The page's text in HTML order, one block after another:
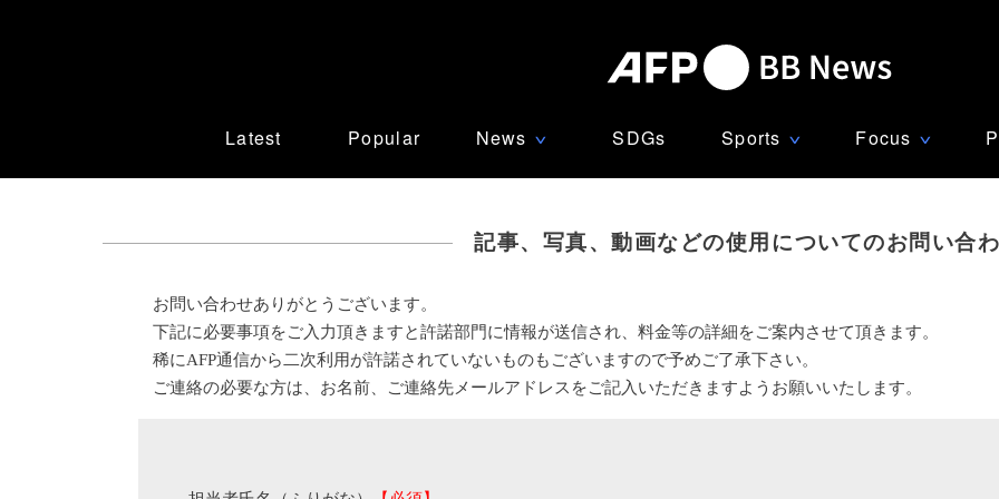
Latest Popular News ∨ SDGs Sports ∨ Focus ∨
記事、写真、動画などの使用についてのお問い合
お問い合わせありがとうございます。
下記に必要事項をご入力頂きますと許諾部門に情報が送信され、料金等の詳細をご案内させて頂きます。
稀にAFP通信から二次利用が許諾されていないものもございますので予めご了承下さい。
ご連絡の必要な方は、お名前、ご連絡先メールアドレスをご記入いただきますようお願いいたします。